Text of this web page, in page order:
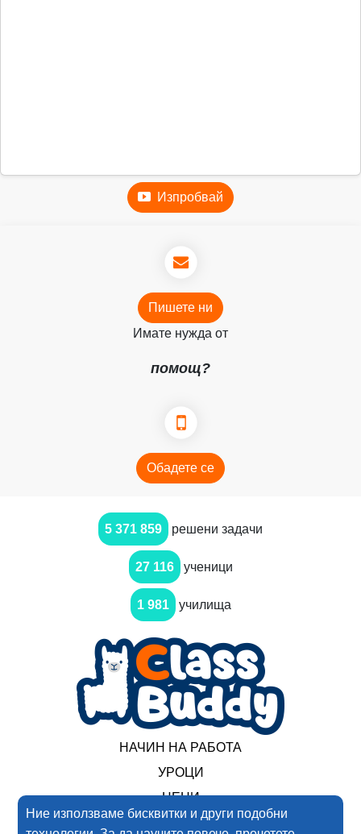
Ние използваме бисквитки и други подобни
Изпробвай
Пишете ни
Имате нужда от
помощ?
Обадете се
5 371 859 решени задачи
27 116 ученици
1 981 училища
НАЧИН НА РАБОТА
УРОЦИ
ЦЕНИ